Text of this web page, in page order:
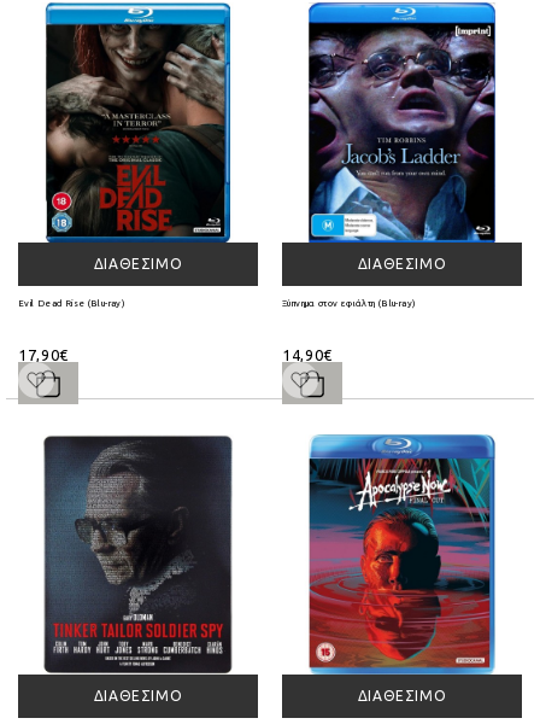
ΔΙΑΘΈΣΙΜΟ
Evil Dead Rise (Blu-ray)
17,90€
ΔΙΑΘΈΣΙΜΟ
Ξύπνημα στον εφιάλτη (Blu-ray)
14,90€
ΔΙΑΘΈΣΙΜΟ ΔΙΑΘΈΣΙΜΟ